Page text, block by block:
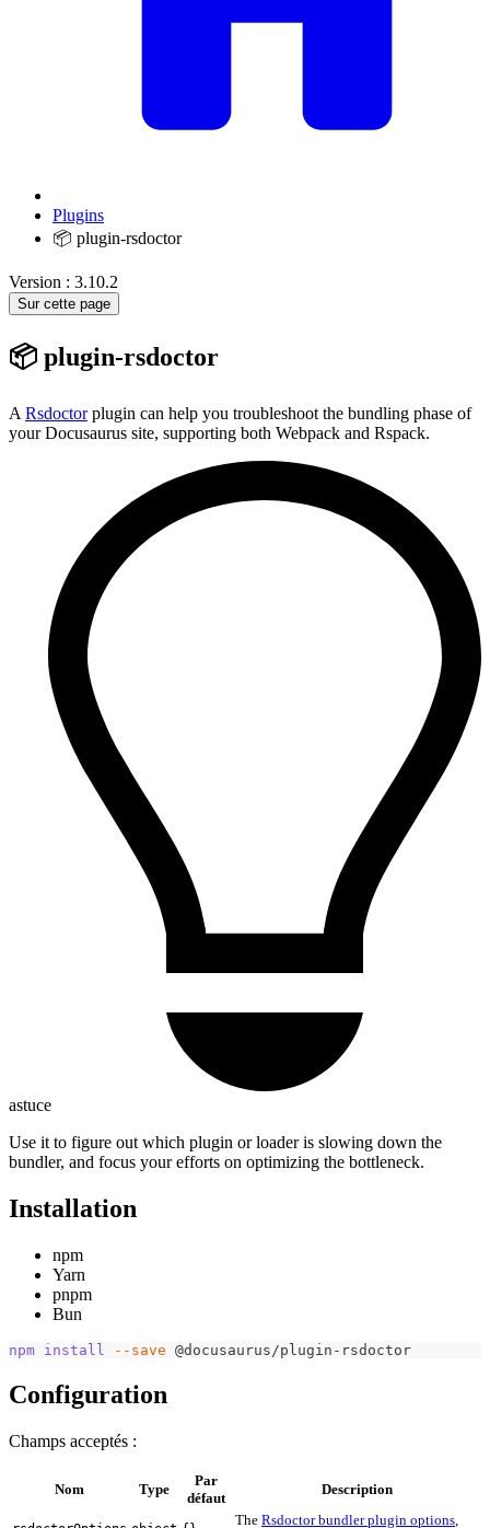
Plugins
📦 plugin-rsdoctor
Version : 3.10.2
Sur cette page
📦 plugin-rsdoctor
A Rsdoctorplugin can help you troubleshoot the bundling phase of
your Docusaurus site, supporting both Webpack and Rspack.
astuce
Use it to figure out which plugin or loader is slowing down the
bundler, and focus your efforts on optimizing the bottleneck.
Installation
npm
Yarn
pnpm
Bun
npm install --save @docusaurus/plugin-rsdoctor
Configuration
Champs acceptés :
Nom Type
Par
défaut
Description
The Rsdoctor bundler plugin options